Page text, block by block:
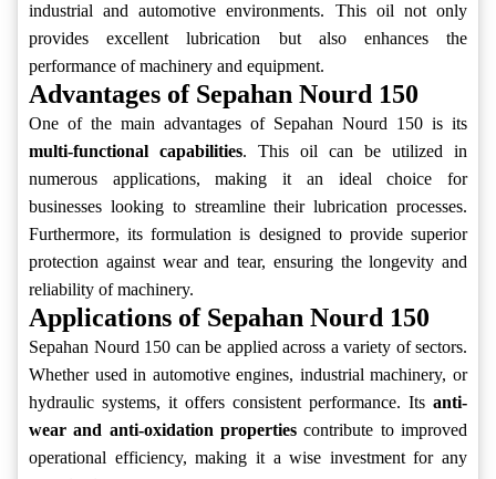
industrial and automotive environments. This oil not only
provides excellent lubrication but also enhances the
performance of machinery and equipment.
Advantages of Sepahan Nourd 150
One of the main advantages of Sepahan Nourd 150 is its
multi-functional capabilities. This oil can be utilized in
numerous applications, making it an ideal choice for
businesses looking to streamline their lubrication processes.
Furthermore, its formulation is designed to provide superior
protection against wear and tear, ensuring the longevity and
reliability of machinery.
Applications of Sepahan Nourd 150
Sepahan Nourd 150 can be applied across a variety of sectors.
Whether used in automotive engines, industrial machinery, or
hydraulic systems, it offers consistent performance. Its anti-
wear and anti-oxidation properties contribute to improved
operational efficiency, making it a wise investment for any